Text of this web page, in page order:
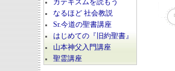
カテキズムを読もう
なるほど 社会教説
Sr.今道の聖書講座
はじめての『旧約聖書』
山本神父入門講座
聖霊講座